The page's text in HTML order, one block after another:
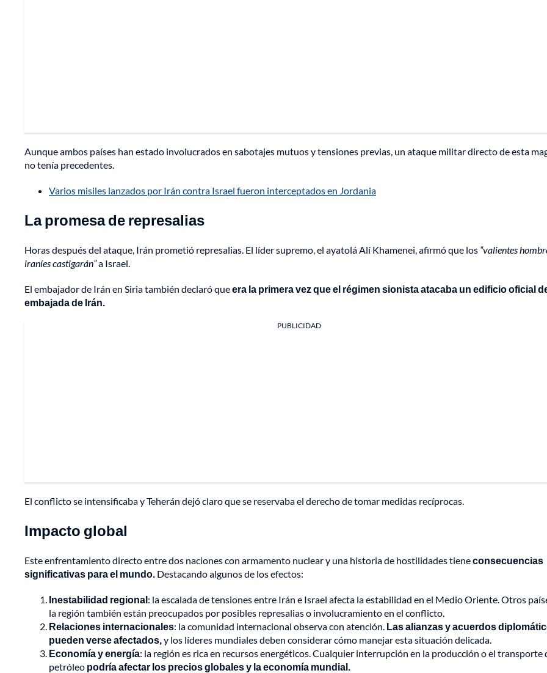
Aunque ambos países han estado involucrados en sabotajes mutuos y tensiones previas, un ataque militar directo de esta
no tenía precedentes.
Varios misiles lanzados por Irán contra Israel fueron interceptados en Jordania
La promesa de represalias
Horas después del ataque, Irán prometió represalias. El líder supremo, el ayatolá Alí Khamenei, afirmó que los “valientes
iraníes castigarán”a Israel.
El embajador de Irán en Siria también declaró queera la primera vez que el régimen sionista atacaba un edificio oficial
embajada de Irán.
PUBLICIDAD
El conflicto se intensificaba y Teherán dejó claro que se reservaba el derecho de tomar medidas recíprocas.
Impacto global
Este enfrentamiento directo entre dos naciones con armamento nuclear y una historia de hostilidades tieneconsecuencias
significativas para el mundo. Destacando algunos de los efectos:
Inestabilidad regional: la escalada de tensiones entre Irán e Israel afecta la estabilidad en el Medio Oriente. Otros
la región también están preocupados por posibles represalias o involucramiento en el conflicto.
Relaciones internacionales: la comunidad internacional observa con atención. Las alianzas y acuerdos
pueden verse afectados,y los líderes mundiales deben considerar cómo manejar esta situación delicada.
Economía y energía: la región es rica en recursos energéticos. Cualquier interrupción en la producción o el transporte
petróleo podría afectar los precios globales y la economía mundial.